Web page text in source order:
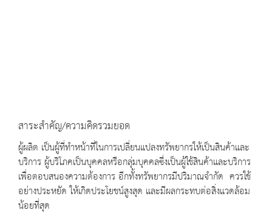
สาระสำคัญ/ความคิดรวมยอด
ผู้ผลิต เป็นผู้ที่ทำหน้าที่ในการเปลี่ยนแปลงทรัพยากรให้เป็นสินค้าและ
บริการ ผู้บริโภคเป็นบุคคลหรือกลุ่มบุคคลซึ่งเป็นผู้ใช้สินค้าและบริการ
เพื่อตอบสนองความต้องการ อีกทั้งทรัพยากรมีปริมาณจำกัด ควรใช้
อย่างประหยัด ให้เกิดประโยชน์สูงสุด และมีผลกระทบต่อสิ่งแวดล้อม
น้อยที่สุด